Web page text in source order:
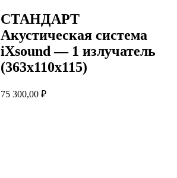
СТАНДАРТ
Акустическая система
iXsound — 1 излучатель
(363х110х115)
75 300,00 ₽